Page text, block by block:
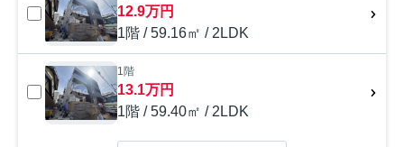
12.9万円
1階 / 59.16㎡ / 2LDK
1階
13.1万円
1階 / 59.40㎡ / 2LDK